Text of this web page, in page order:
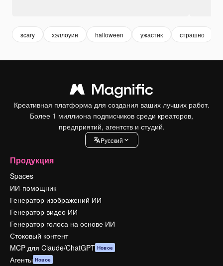
scary хэллоуин halloween ужастик страшно
Креативная платформа для создания ваших лучших работ.
Более 1 миллиона подписчиков среди креаторов,
предприятий, агентств и студий.
Pусский
Продукция
Spaces
ИИ-помощник
Генератор изображений ИИ
Генератор видео ИИ
Генератор голоса на основе ИИ
Стоковый контент
MCP для Claude/ChatGPT Новое
Агенты Новое